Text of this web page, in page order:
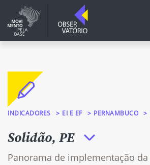
INDICADORES EI E EF PERNAMBUCO
Solidão, PE
Panorama de implementação da